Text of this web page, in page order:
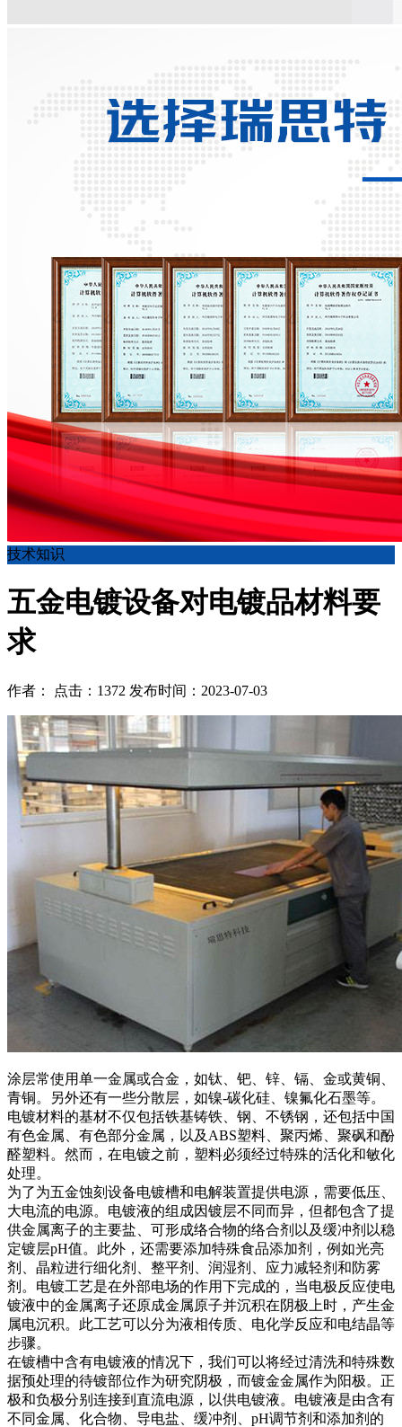
技术知识
五金电镀设备对电镀品材料要
求
作者： 点击：1372 发布时间：2023-07-03
涂层常使用单一金属或合金，如钛、钯、锌、镉、金或黄铜、
青铜。另外还有一些分散层，如镍-碳化硅、镍氟化石墨等。
电镀材料的基材不仅包括铁基铸铁、钢、不锈钢，还包括中国
有色金属、有色部分金属，以及ABS塑料、聚丙烯、聚砜和酚
醛塑料。然而，在电镀之前，塑料必须经过特殊的活化和敏化
处理。
为了为五金蚀刻设备电镀槽和电解装置提供电源，需要低压、
大电流的电源。电镀液的组成因镀层不同而异，但都包含了提
供金属离子的主要盐、可形成络合物的络合剂以及缓冲剂以稳
定镀层pH值。此外，还需要添加特殊食品添加剂，例如光亮
剂、晶粒进行细化剂、整平剂、润湿剂、应力减轻剂和防雾
剂。电镀工艺是在外部电场的作用下完成的，当电极反应使电
镀液中的金属离子还原成金属原子并沉积在阴极上时，产生金
属电沉积。此工艺可以分为液相传质、电化学反应和电结晶等
步骤。
在镀槽中含有电镀液的情况下，我们可以将经过清洗和特殊数
据预处理的待镀部位作为研究阴极，而镀金金属作为阳极。正
极和负极分别连接到直流电源，以供电镀液。电镀液是由含有
不同金属、化合物、导电盐、缓冲剂、pH调节剂和添加剂的